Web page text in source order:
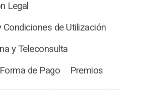
Legal
Condiciones de Utilización
y Teleconsulta
de Pago
Premios